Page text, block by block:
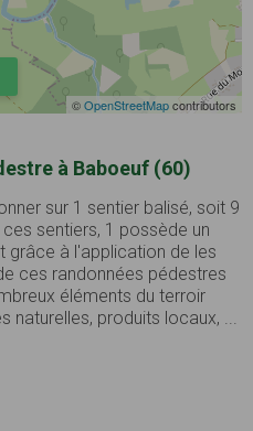
©OpenStreetMapcontributors
à Baboeuf (60)
sur 1 sentier balisé, soit 9
sentiers, 1 possède un
grâce à l'application de les
ces randonnées pédestres
éléments du terroir
naturelles, produits locaux, ...